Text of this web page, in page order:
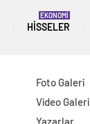
HISSELER
EKONOMİ
Foto Galeri
Video Galeri
Yazarlar